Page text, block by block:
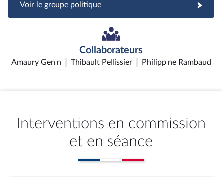
Voir le groupe politique
Collaborateurs
Amaury Genin Thibault Pellissier Philippine Rambaud
Interventions en commission
et en séance